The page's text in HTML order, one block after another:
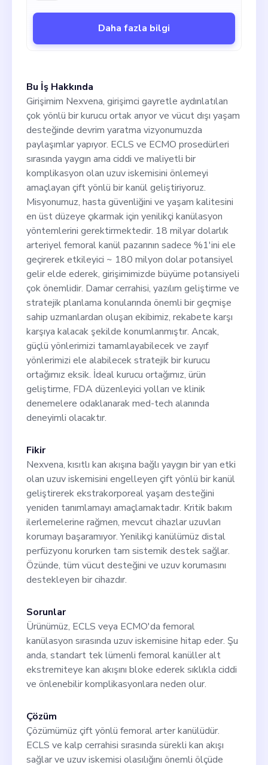
İdeal kurucu ortağımız, ürün geliştirme, FDA
düzenleyici yolları ve klinik denemelere
odaklanarak med-tech alanında deneyimli
olacaktır.
Bu İş Hakkında
Girişimim Nexvena, girişimci gayretle aydınlatılan
çok yönlü bir kurucu ortak arıyor ve vücut dışı yaşam
desteğinde devrim yaratma vizyonumuzda
paylaşımlar yapıyor. ECLS ve ECMO prosedürleri
sırasında yaygın ama ciddi ve maliyetli bir
komplikasyon olan uzuv iskemisini önlemeyi
amaçlayan çift yönlü bir kanül geliştiriyoruz.
Misyonumuz, hasta güvenliğini ve yaşam kalitesini
en üst düzeye çıkarmak için yenilikçi kanülasyon
yöntemlerini gerektirmektedir. 18 milyar dolarlık
arteriyel femoral kanül pazarının sadece %1'ini ele
geçirerek etkileyici ~ 180 milyon dolar potansiyel
gelir elde ederek, girişimimizde büyüme potansiyeli
çok önemlidir. Damar cerrahisi, yazılım geliştirme ve
stratejik planlama konularında önemli bir geçmişe
sahip uzmanlardan oluşan ekibimiz, rekabete karşı
karşıya kalacak şekilde konumlanmıştır. Ancak,
güçlü yönlerimizi tamamlayabilecek ve zayıf
yönlerimizi ele alabilecek stratejik bir kurucu
ortağımız eksik. İdeal kurucu ortağımız, ürün
geliştirme, FDA düzenleyici yolları ve klinik
denemelere odaklanarak med-tech alanında
deneyimli olacaktır.
Fikir
Nexvena, kısıtlı kan akışına bağlı yaygın bir yan etki
olan uzuv iskemisini engelleyen çift yönlü bir kanül
geliştirerek ekstrakorporeal yaşam desteğini
yeniden tanımlamayı amaçlamaktadır. Kritik bakım
ilerlemelerine rağmen, mevcut cihazlar uzuvları
korumayı başaramıyor. Yenilikçi kanülümüz distal
perfüzyonu korurken tam sistemik destek sağlar.
Özünde, tüm vücut desteğini ve uzuv korumasını
destekleyen bir cihazdır.
Sorunlar
Ürünümüz, ECLS veya ECMO'da femoral
kanülasyon sırasında uzuv iskemisine hitap eder. Şu
anda, standart tek lümenli femoral kanüller alt
ekstremiteye kan akışını bloke ederek sıklıkla ciddi
ve önlenebilir komplikasyonlara neden olur.
Çözüm
Çözümümüz çift yönlü femoral arter kanülüdür.
ECLS ve kalp cerrahisi sırasında sürekli kan akışı
sağlar ve uzuv iskemisi olasılığını önemli ölçüde
Daha fazla bilgi